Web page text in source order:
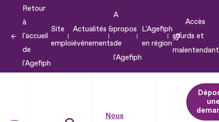
contenu
Retour
à
l'accueil
de
l'Agefiph
Site
emploi
Actualités &
événements
A
propos
de
l'Agefiph
L'Agefiph
en région
Accès
sourds et
Nous